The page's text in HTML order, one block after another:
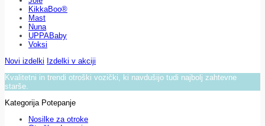
KikkaBoo®
Mast
Nuna
UPPABaby
Voksi
Novi izdelki Izdelki v akciji
Kvalitetni in trendi otroški vozički, ki navdušijo tudi najbolj zahtevne
starše.
Kategorija Potepanje
Nosilke za otroke